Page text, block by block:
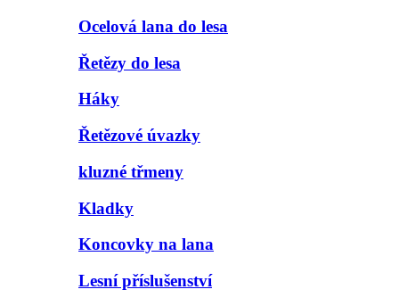
Ocelová lana do lesa
Řetězy do lesa
Háky
Řetězové úvazky
kluzné třmeny
Kladky
Koncovky na lana
Lesní příslušenství